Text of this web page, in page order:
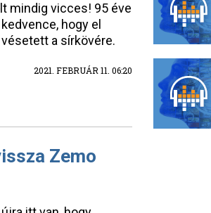
mindig vicces! 95 éve
hogy el
a sírkövére.
2021. FEBRUÁR 11. 06:20
Zemo